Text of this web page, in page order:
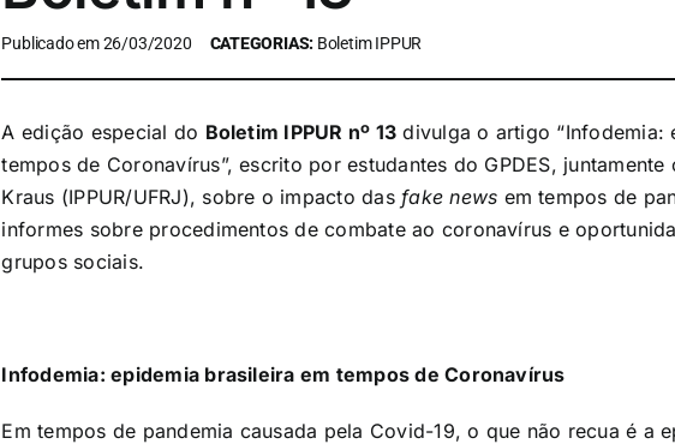
Publicado em 26/03/2020 CATEGORIAS: Boletim IPPUR
A edição especial do Boletim IPPUR nº 13 divulga o artigo “Infodemia:
tempos de Coronavírus”, escrito por estudantes do GPDES,
Kraus (IPPUR/UFRJ), sobre o impacto dasfake news em tempos de
informes sobre procedimentos de combate ao coronavírus e
grupos sociais.
Infodemia: epidemia brasileira em tempos de Coronavírus
Em tempos de pandemia causada pela Covid-19, o que não recua é a